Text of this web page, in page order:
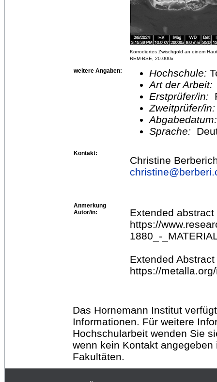
Korrodiertes Zwischgold an einem
REM-BSE, 20.000x
weitere Angaben: Hochschule:
Art der Arbeit:
Erstprüfer/in:
Zweitprüfer/
Sprache:
Kontakt:
Christine
christine@
Anmerkung
Autor/in:
Extended
https://
1880_-
Extended
https://
Das Hornemann Institut
Informationen. Für weitere
Hochschularbeit wenden Sie
wenn kein Kontakt
Fakultäten.